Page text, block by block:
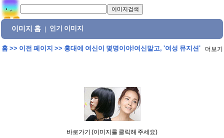
이미지 홈 인기 이미지
홈>> 이전 페이지 >> 홍대에 여신이 몇명이야!여신말고, '여성 뮤지션' 더보기
바로가기 (이미지를 클릭해 주세요)